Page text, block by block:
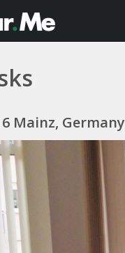
Mainz, Germany